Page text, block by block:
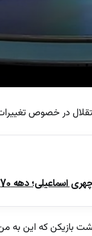
در خصوص
اسماعیلی؛ دهه 70
بازیکن که این به